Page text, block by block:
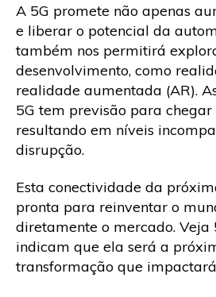
A 5G promete não apenas
e liberar o potencial da
também nos permitirá
desenvolvimento, como
realidade aumentada (AR).
5G tem previsão para
resultando em níveis
disrupção.
Esta conectividade da
pronta para reinventar o
diretamente o mercado. Veja
indicam que ela será a
transformação que